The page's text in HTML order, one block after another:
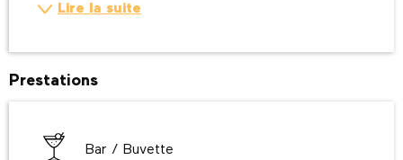
Lire la suite
Prestations
Bar / Buvette